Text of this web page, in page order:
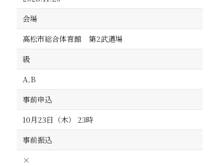
会場
高松市総合体育館 第2武道場
級
A,B
事前申込
10月23日（木） 23時
事前振込
×